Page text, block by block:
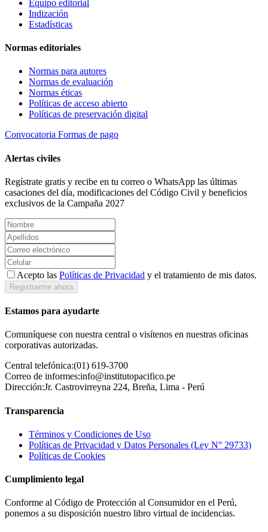
Equipo editorial
Indización
Estadísticas
Normas editoriales
Normas para autores
Normas de evaluación
Normas éticas
Políticas de acceso abierto
Políticas de preservación digital
Convocatoria Formas de pago
Alertas civiles
Regístrate gratis y recibe en tu correo o WhatsApp las últimas
casaciones del día, modificaciones del Código Civil y beneficios
exclusivos de la Campaña 2027
Acepto las Políticas de Privacidad y el tratamiento de mis datos.
Registrarme ahora
Estamos para ayudarte
Comuníquese con nuestra central o visítenos en nuestras oficinas
corporativas autorizadas.
Central telefónica:(01) 619-3700
Correo de informes:info@institutopacifico.pe
Dirección:Jr. Castrovirreyna 224, Breña, Lima - Perú
Transparencia
Términos y Condiciones de Uso
Políticas de Privacidad y Datos Personales (Ley N° 29733)
Políticas de Cookies
Cumplimiento legal
Conforme al Código de Protección al Consumidor en el Perú,
ponemos a su disposición nuestro libro virtual de incidencias.